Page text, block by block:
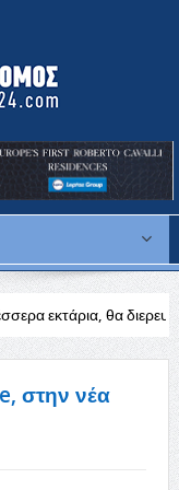
διερευνηθούν τα αίτια
στην νέα